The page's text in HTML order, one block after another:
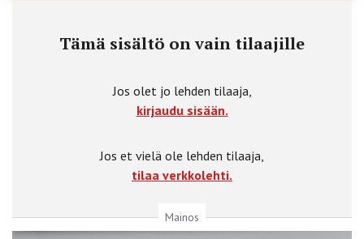
Tämä sisältö on vain tilaajille
Jos olet jo lehden tilaaja,
kirjaudu sisään.
Jos et vielä ole lehden tilaaja,
tilaa verkkolehti.
Mainos